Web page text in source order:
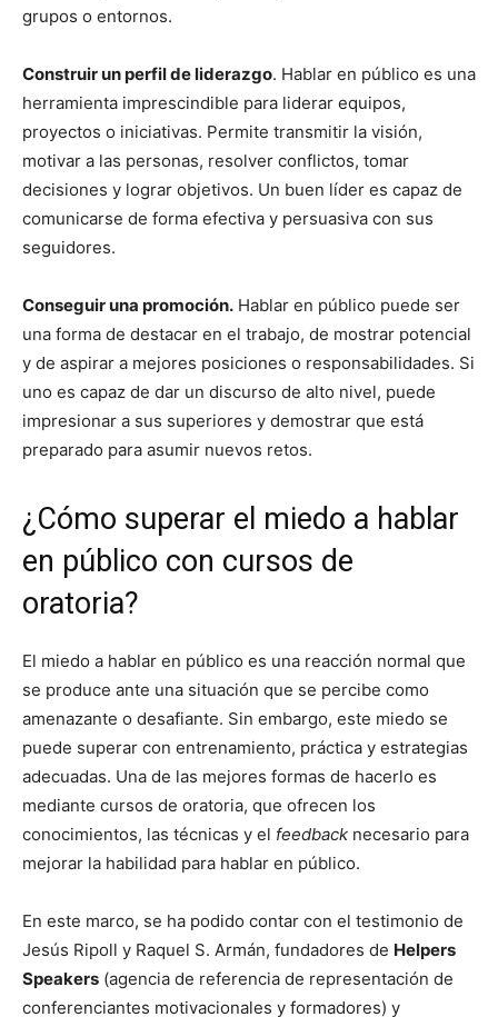
grupos o entornos.
Construir un perfil de liderazgo. Hablar en público es una
herramienta imprescindible para liderar equipos,
proyectos o iniciativas. Permite transmitir la visión,
motivar a las personas, resolver conflictos, tomar
decisiones y lograr objetivos. Un buen líder es capaz de
comunicarse de forma efectiva y persuasiva con sus
seguidores.
Conseguir una promoción. Hablar en público puede ser
una forma de destacar en el trabajo, de mostrar potencial
y de aspirar a mejores posiciones o responsabilidades. Si
uno es capaz de dar un discurso de alto nivel, puede
impresionar a sus superiores y demostrar que está
preparado para asumir nuevos retos.
¿Cómo superar el miedo a hablar
en público con cursos de
oratoria?
El miedo a hablar en público es una reacción normal que
se produce ante una situación que se percibe como
amenazante o desafiante. Sin embargo, este miedo se
puede superar con entrenamiento, práctica y estrategias
adecuadas. Una de las mejores formas de hacerlo es
mediante cursos de oratoria, que ofrecen los
conocimientos, las técnicas y el feedback necesario para
mejorar la habilidad para hablar en público.
En este marco, se ha podido contar con el testimonio de
Jesús Ripoll y Raquel S. Armán, fundadores de Helpers
Speakers (agencia de referencia de representación de
conferenciantes motivacionales y formadores) y